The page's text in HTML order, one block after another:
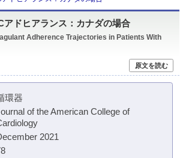
アドヒアランス：カナダの場合
Adherence Trajectories in Patients With
原文を読む
環器
of the American College of
2021